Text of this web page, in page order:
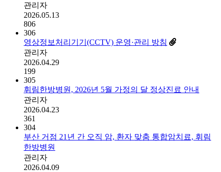
관리자
2026.05.13
806
306
영상정보처리기기(CCTV) 운영·관리 방침
관리자
2026.04.29
199
305
휘림한방병원, 2026년 5월 가정의 달 정상진료 안내
관리자
2026.04.23
361
304
부산 거점 21년 간 오직 암, 환자 맞춤 통합암치료, 휘림
한방병원
관리자
2026.04.09